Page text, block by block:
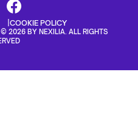
COOKIE POLICY
2026 BY NEXILIA. ALL RIGHTS